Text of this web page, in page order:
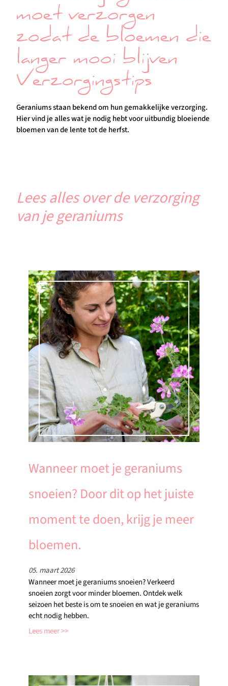
moet verzorgen
zodat de bloemen die
langer mooi blijven
Verzorgingstips
Geraniums staan bekend om hun gemakkelijke verzorging.
Hier vind je alles wat je nodig hebt voor uitbundig bloeiende
bloemen van de lente tot de herfst.
Lees alles over de verzorging
van je geraniums
Wanneer moet je geraniums
snoeien? Door dit op het juiste
moment te doen, krijg je meer
bloemen.
05. maart 2026
Wanneer moet je geraniums snoeien? Verkeerd
snoeien zorgt voor minder bloemen. Ontdek welk
seizoen het beste is om te snoeien en wat je geraniums
echt nodig hebben.
Lees meer